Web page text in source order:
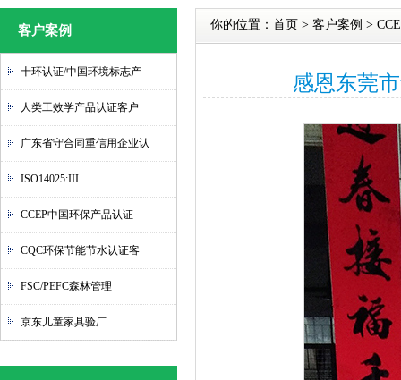
客户案例
十环认证/中国环境标志产
人类工效学产品认证客户
广东省守合同重信用企业认
ISO14025:III
CCEP中国环保产品认证
CQC环保节能节水认证客
FSC/PEFC森林管理
京东儿童家具验厂
你的位置： 首页 > 客户案例 >
感恩东莞